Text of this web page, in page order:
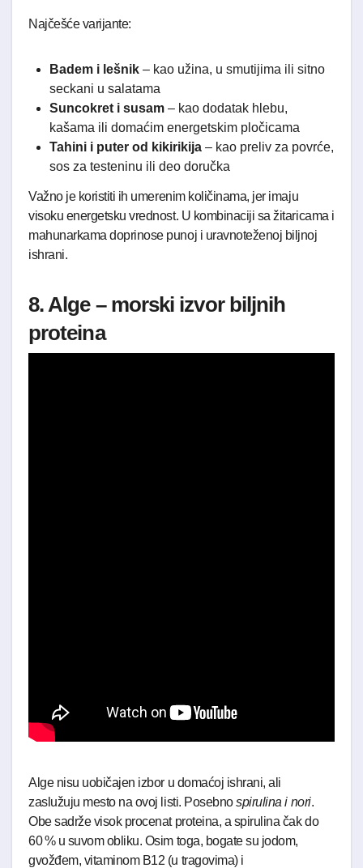
Najčešće varijante:
Badem i lešnik– kao užina, u smutijima ili sitno
seckani u salatama
Suncokret i susam– kao dodatak hlebu,
kašama ili domaćim energetskim pločicama
Tahini i puter od kikirikija– kao preliv za povrće,
sos za testeninu ili deo doručka
Važno je koristiti ih umerenim količinama, jer imaju
visoku energetsku vrednost. U kombinaciji sa žitaricama i
mahunarkama doprinose punoj i uravnoteženoj biljnoj
ishrani.
8. Alge – morski izvor biljnih
proteina
Alge nisu uobičajen izbor u domaćoj ishrani, ali
zaslužuju mesto na ovoj listi. Posebnospirulina i nori.
Obe sadrže visok procenat proteina, a spirulina čak do
60 % u suvom obliku. Osim toga, bogate su jodom,
gvožđem, vitaminom B12 (u tragovima) i